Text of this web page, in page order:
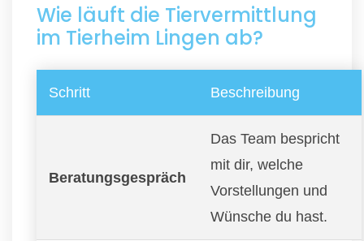
Wie läuft die Tiervermittlung
im Tierheim Lingen ab?
Schritt Beschreibung
Beratungsgespräch
Das Team bespricht
mit dir, welche
Vorstellungen und
Wünsche du hast.